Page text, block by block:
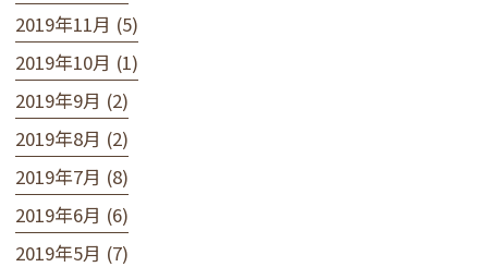
2019年11月 (5)
2019年10月 (1)
2019年9月 (2)
2019年8月 (2)
2019年7月 (8)
2019年6月 (6)
2019年5月 (7)